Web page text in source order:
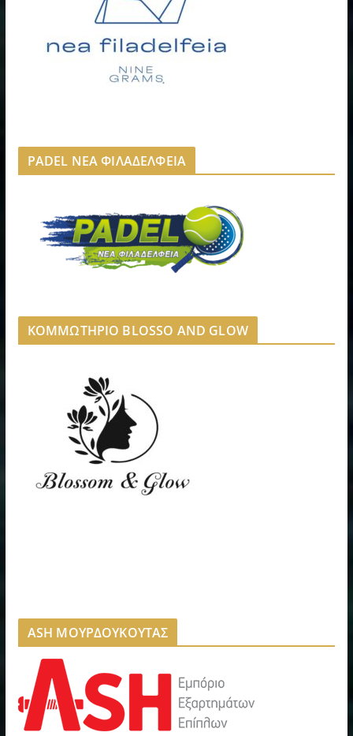
PADEL ΝΕΑ ΦΙΛΑΔΕΛΦΕΙΑ
ΚΟΜΜΩΤΗΡΙΟ BLOSSO AND GLOW
ASH ΜΟΥΡΔΟΥΚΟΥΤΑΣ